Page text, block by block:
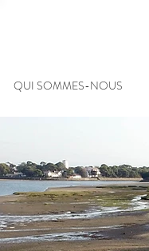
QUI SOMMES-NOUS